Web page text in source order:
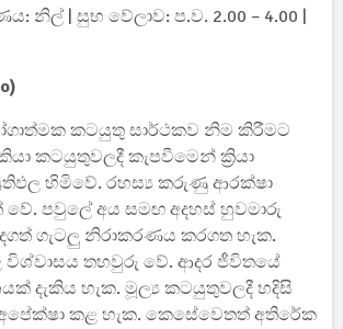
නිල් | සුභ වේලාව: ප.ව. 2.00 – 4.00 |
කටයුතු සාර්ථකව නිම කිරීමට
කටයුතුවලදී කැපවීමෙන් ක්‍රියා
හිමිවේ. රහස්‍ය කරුණු ආරක්ෂා
වේ. පවුලේ අය සමඟ අදහස් හුවමාරු
ගැටලු නිරාකරණය කරගත හැක.
විශ්වාසය තහවුරු වේ. ආදර ජීවිතයේ
දැකිය හැක. මූල්‍ය කටයුතුවලදී හදිසි
කළ හැක. කෙසේවෙතත් අතිරේක